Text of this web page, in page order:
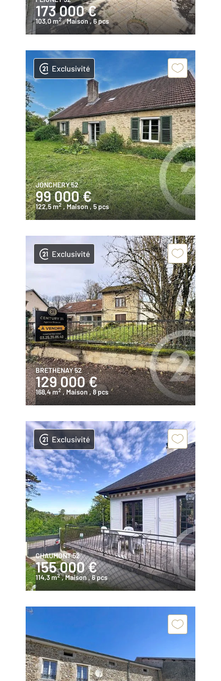
173 000 €
103,0 m2 , Maison, 6 pcs
Exclusivité
JONCHERY 52
99 000 €
122,5 m2 , Maison, 5 pcs
Exclusivité
BRETHENAY 52
129 000 €
168,4 m2 , Maison, 8 pcs
Exclusivité
CHAUMONT 52
155 000 €
114,3 m2 , Maison, 6 pcs